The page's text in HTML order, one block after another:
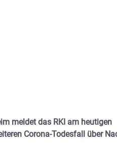
meldet das RKI am heutigen
Corona-Todesfall über